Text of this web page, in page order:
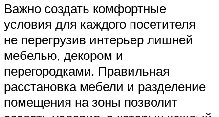
Важно создать комфортные
условия для каждого посетителя,
не перегрузив интерьер лишней
мебелью, декором и
перегородками. Правильная
расстановка мебели и разделение
помещения на зоны позволит